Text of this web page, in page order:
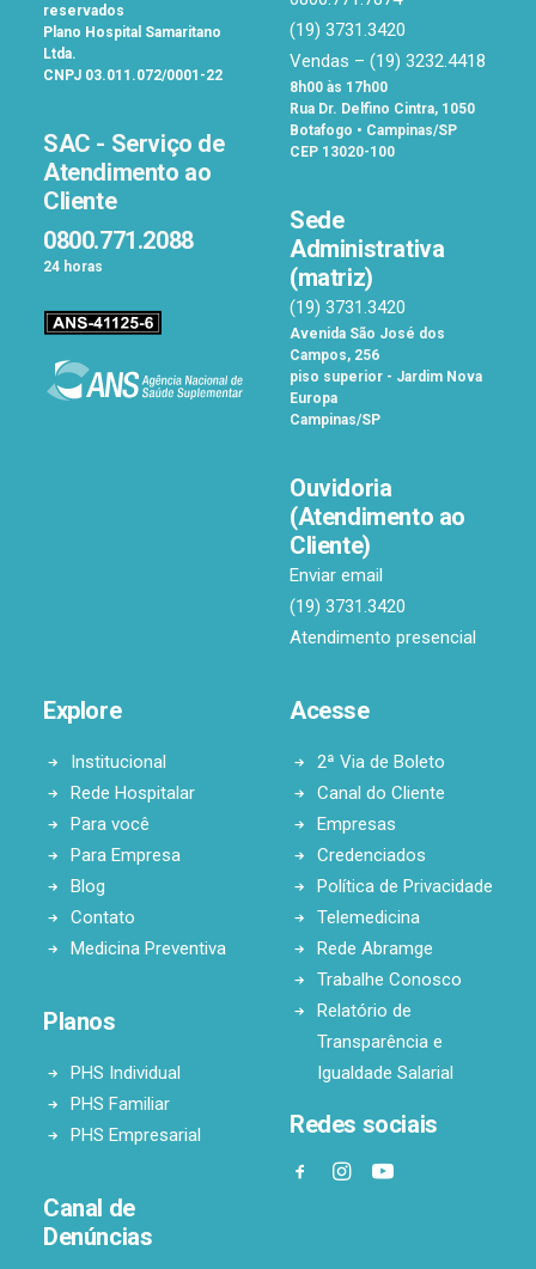
reservados
Plano Hospital Samaritano
Ltda.
CNPJ 03.011.072/0001-22
SAC - Serviço de
Atendimento ao
Cliente
0800.771.2088
24 horas
(19) 3731.3420
Vendas – (19) 3232.4418
8h00 às 17h00
Rua Dr. Delfino Cintra, 1050
Botafogo • Campinas/SP
CEP 13020-100
Sede
Administrativa
(matriz)
(19) 3731.3420
Avenida São José dos
Campos, 256
piso superior - Jardim Nova
Europa
Campinas/SP
Ouvidoria
(Atendimento ao
Cliente)
Enviar email
(19) 3731.3420
Atendimento presencial
Explore
Institucional
Rede Hospitalar
Para você
Para Empresa
Blog
Contato
Medicina Preventiva
Planos
PHS Individual
PHS Familiar
PHS Empresarial
Canal de
Denúncias
Acesse
2ª Via de Boleto
Canal do Cliente
Empresas
Credenciados
Política de Privacidade
Telemedicina
Rede Abramge
Trabalhe Conosco
Relatório de
Transparência e
Igualdade Salarial
Redes sociais